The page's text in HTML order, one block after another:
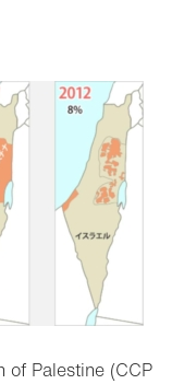
of Palestine (CCP